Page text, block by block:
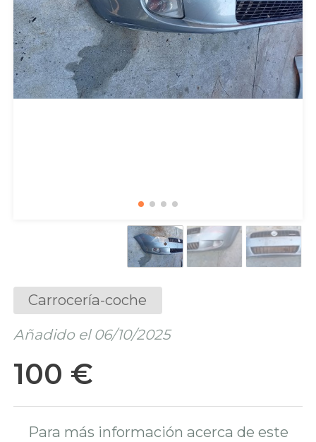
Carrocería-coche
Añadido el 06/10/2025
100 €
Para más información acerca de este